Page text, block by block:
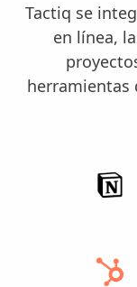
Tactiq se
en línea,
herramientas